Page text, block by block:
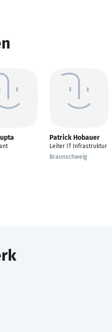
Patrick Hobauer
Leiter IT Infrastruktur
Braunschweig